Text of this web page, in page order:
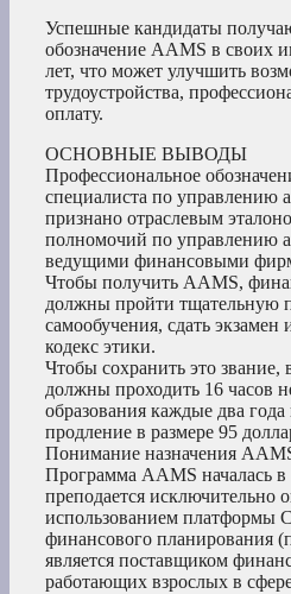
Успешные кандидаты
обозначение AAMS в своих
лет, что может улучшить
трудоустройства,
оплату.
ОСНОВНЫЕ ВЫВОДЫ
Профессиональное
специалиста по управлению
признано отраслевым
полномочий по управлению
ведущими финансовыми
Чтобы получить AAMS,
должны пройти тщательную
самообучения, сдать экзамен
кодекс этики.
Чтобы сохранить это
должны проходить 16 часов
образования каждые два года
продление в размере 95
Понимание назначения
Программа AAMS началась в
преподается исключительно
использованием платформы
финансового планирования
является поставщиком
работающих взрослых в